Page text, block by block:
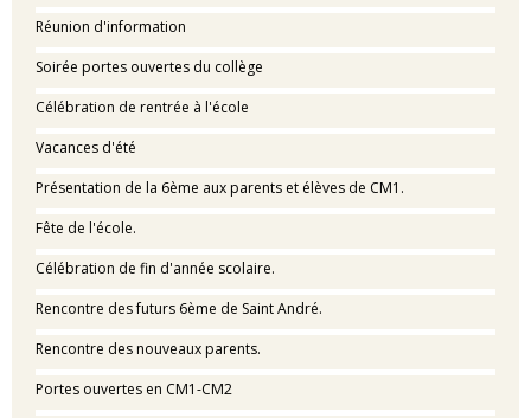
Réunion d'information
Soirée portes ouvertes du collège
Célébration de rentrée à l'école
Vacances d'été
Présentation de la 6ème aux parents et élèves de CM1.
Fête de l'école.
Célébration de fin d'année scolaire.
Rencontre des futurs 6ème de Saint André.
Rencontre des nouveaux parents.
Portes ouvertes en CM1-CM2